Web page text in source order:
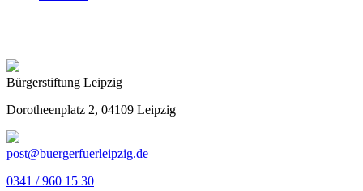
Bürgerstiftung Leipzig
Dorotheenplatz 2, 04109 Leipzig
post@buergerfuerleipzig.de
0341 / 960 15 30